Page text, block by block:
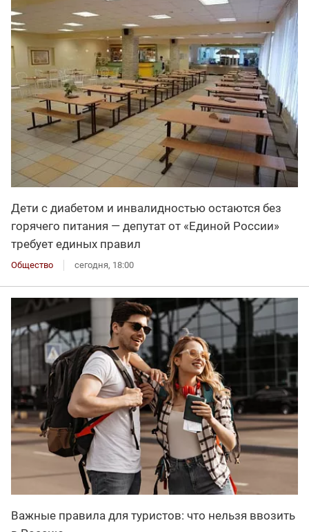
Дети с диабетом и инвалидностью остаются без
горячего питания — депутат от «Единой России»
требует единых правил
Общество сегодня, 18:00
Важные правила для туристов: что нельзя ввозить